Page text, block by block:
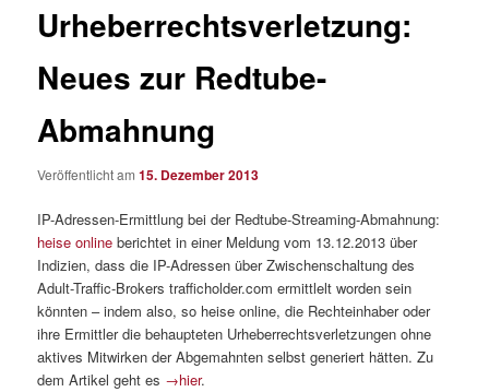
Urheberrechtsverletzung:
Neues zur Redtube-
Abmahnung
Veröffentlicht am15. Dezember 2013
IP-Adressen-Ermittlung bei der Redtube-Streaming-Abmahnung:
heise online berichtet in einer Meldung vom 13.12.2013 über
Indizien, dass die IP-Adressen über Zwischenschaltung des
Adult-Traffic-Brokers trafficholder.com ermittlelt worden sein
könnten – indem also, so heise online, die Rechteinhaber oder
ihre Ermittler die behaupteten Urheberrechtsverletzungen ohne
aktives Mitwirken der Abgemahnten selbst generiert hätten. Zu
dem Artikel geht es →hier.